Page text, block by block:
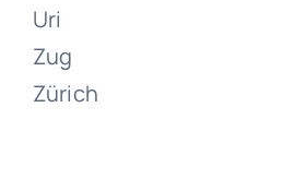
Umzüge
Uri
Zug
Zürich